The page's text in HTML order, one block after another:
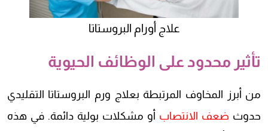
علاج أورام البروستاتا
تأثير محدود على الوظائف الحيوية
من أبرز المخاوف المرتبطة بعلاج ورم البروستاتا التقليدي
حدوث ضعف الانتصاب أو مشكلات بولية دائمة. في هذه